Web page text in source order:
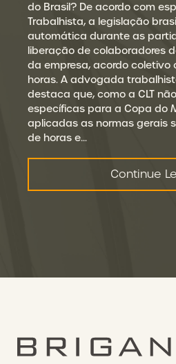
do Brasil? De acordo com
Trabalhista, a legislação
automática durante as
liberação de colaboradores
da empresa, acordo coletivo
horas. A advogada
destaca que, como a CLT
específicas para a Copa do
aplicadas as normas gerais
de horas e…
Continue